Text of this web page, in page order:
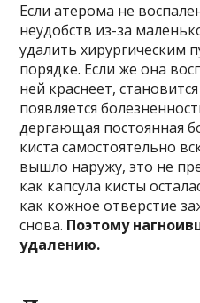
Если атерома не
неудобств из-за
удалить хирургическим
порядке. Если же она
ней краснеет,
появляется
дергающая постоянная
киста самостоятельно
вышло наружу, это не
как капсула кисты
как кожное отверстие
снова. Поэтому
удалению.